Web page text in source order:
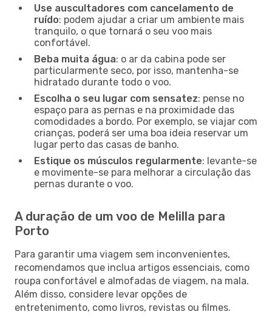
Use auscultadores com cancelamento de
ruído: podem ajudar a criar um ambiente mais
tranquilo, o que tornará o seu voo mais
confortável.
Beba muita água: o ar da cabina pode ser
particularmente seco, por isso, mantenha-se
hidratado durante todo o voo.
Escolha o seu lugar com sensatez: pense no
espaço para as pernas e na proximidade das
comodidades a bordo. Por exemplo, se viajar com
crianças, poderá ser uma boa ideia reservar um
lugar perto das casas de banho.
Estique os músculos regularmente: levante-se
e movimente-se para melhorar a circulação das
pernas durante o voo.
A duração de um voo de Melilla para
Porto
Para garantir uma viagem sem inconvenientes,
recomendamos que inclua artigos essenciais, como
roupa confortável e almofadas de viagem, na mala.
Além disso, considere levar opções de
entretenimento, como livros, revistas ou filmes.